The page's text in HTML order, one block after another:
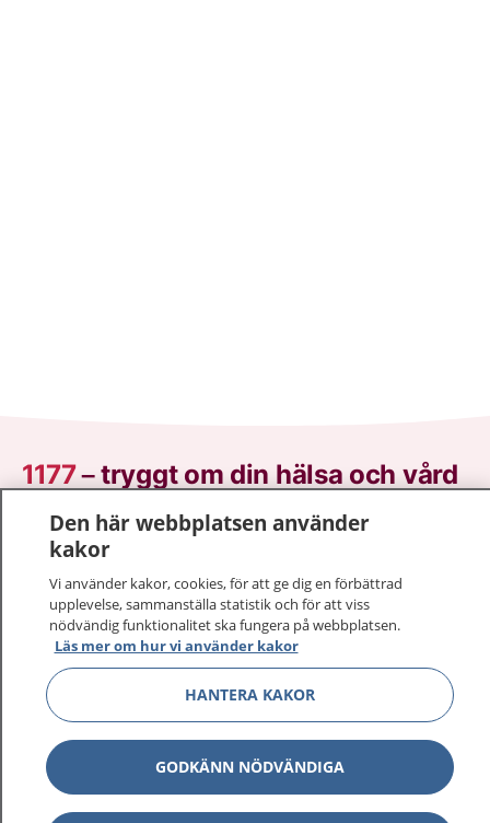
1177–tryggt om din hälsa och vård
På 1177.se får du råd om hälsa och information om
sjukdomar och vilka mottagningar du kan kontakta.
Logga in för att läsa din journal och göra dina
vårdärenden. Ring telefonnummer 1177 för
sjukvårdsrådgivning dygnet runt.
1177 ger dig råd när du vill må bättre.
Visa
Den här webbplatsen använder
kakor
Vi använder kakor, cookies, för att ge dig en förbättrad
upplevelse, sammanställa statistik och för att viss
nödvändig funktionalitet ska fungera på webbplatsen.
Läs mer om hur vi använder kakor
HANTERA KAKOR
GODKÄNN NÖDVÄNDIGA